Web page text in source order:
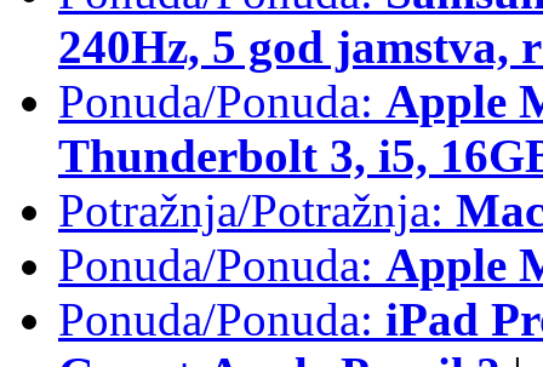
240Hz, 5 god jamstva,
Ponuda/Ponuda: Apple
Thunderbolt 3, i5,
Potražnja/Potražnja:
Ponuda/Ponuda: Apple
Ponuda/Ponuda: iPad